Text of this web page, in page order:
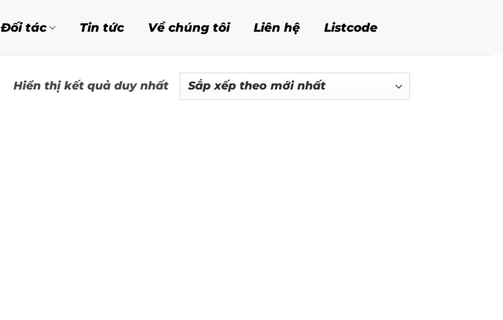
Đối tác Tin tức Về chúng tôi Liên hệ Listcode
Hiển thị kết quả duy nhất